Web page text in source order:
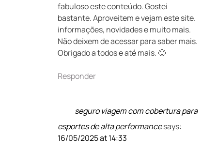
fabuloso este conteúdo. Gostei
bastante. Aproveitem e vejam este site.
informações, novidades e muito mais.
Não deixem de acessar para saber mais.
Obrigado a todos e até mais. 🙂
Responder
seguro viagem com cobertura para
esportes de alta performancesays:
16/05/2025 at 14:33